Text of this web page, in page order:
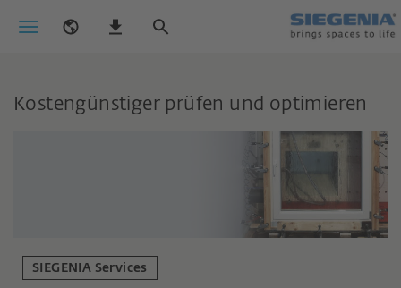
Kostengünstiger prüfen und optimieren
SIEGENIA Services